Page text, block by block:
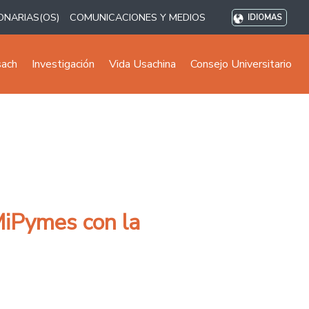
COMUNICACIONES Y MEDIOS IDIOMAS
Investigación Vida Usachina Consejo Universitario
con la